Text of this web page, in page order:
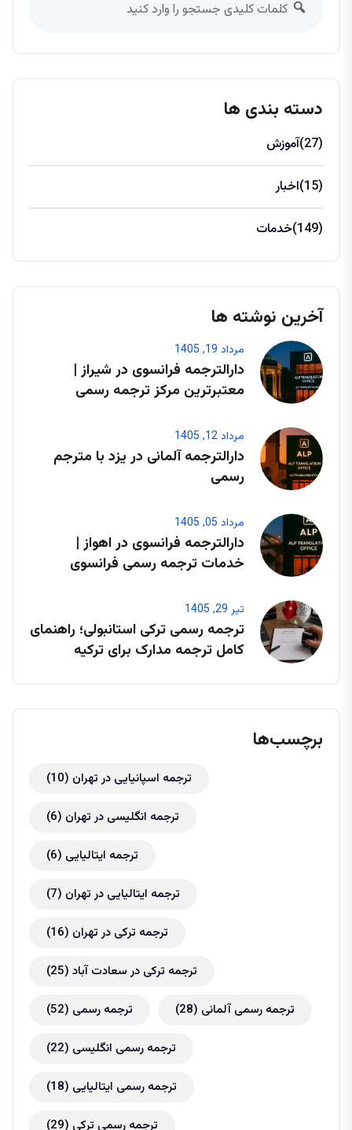
دسته بندی ها
آموزش (27)
اخبار (15)
خدمات (149)
آخرین نوشته ها
مرداد 19, 1405
دارالترجمه فرانسوی در شیراز |
معتبرترین مرکز ترجمه رسمی
مرداد 12, 1405
دارالترجمه آلمانی در یزد با مترجم
رسمی
مرداد 05, 1405
دارالترجمه فرانسوی در اهواز |
خدمات ترجمه رسمی فرانسوی
تیر 29, 1405
ترجمه رسمی ترکی استانبولی؛ راهنمای
کامل ترجمه مدارک برای ترکیه
برچسب‌ها
ترجمه اسپانیایی در تهران (10)
ترجمه انگلیسی در تهران (6)
ترجمه ایتالیایی (6)
ترجمه ایتالیایی در تهران (7)
ترجمه ترکی در تهران (16)
ترجمه ترکی در سعادت آباد (25)
ترجمه رسمی (52) ترجمه رسمی آلمانی (28)
ترجمه رسمی انگلیسی (22)
ترجمه رسمی ایتالیایی (18)
ترجمه رسمی ترکی (29)